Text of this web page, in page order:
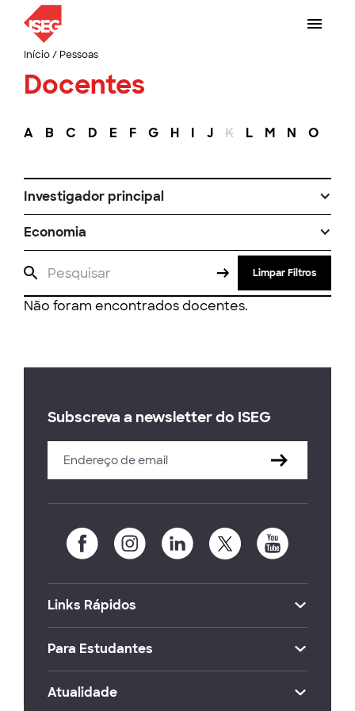
Início/ Pessoas
Docentes
A B C D E F G H I J K L M N O
Investigador principal
Economia
Limpar Filtros
Não foram encontrados docentes.
Subscreva a newsletter do ISEG
Links Rápidos
Para Estudantes
Atualidade